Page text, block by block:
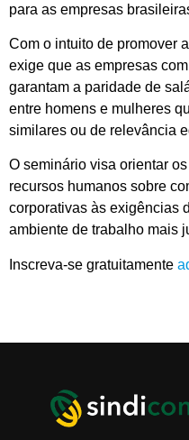
para as empresas
Com o intuito de promover
exige que as empresas
garantam a paridade de
entre homens e mulheres
similares ou de relevância
O seminário visa orientar
recursos humanos sobre
corporativas às exigências
ambiente de trabalho mais
Inscreva-se gratuitamente